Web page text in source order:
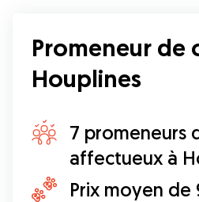
Promeneur de
Houplines
7 promeneurs
affectueux à
Prix moyen de